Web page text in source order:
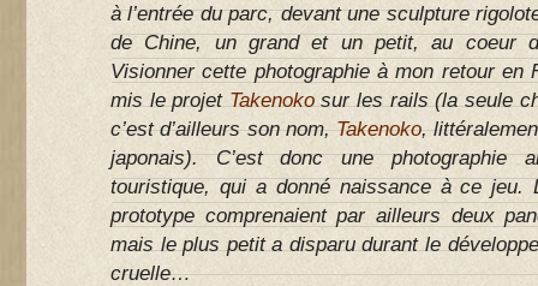
à l’entrée du parc, devant une sculpture
de Chine, un grand et un petit, au coeur
Visionner cette photographie à mon retour
mis le projetTakenokosur les rails (la seule
c’est d’ailleurs son nom,Takenoko,
japonais). C’est donc une photographie
touristique, qui a donné naissance à ce jeu.
prototype comprenaient par ailleurs deux
mais le plus petit a disparu durant le
cruelle…